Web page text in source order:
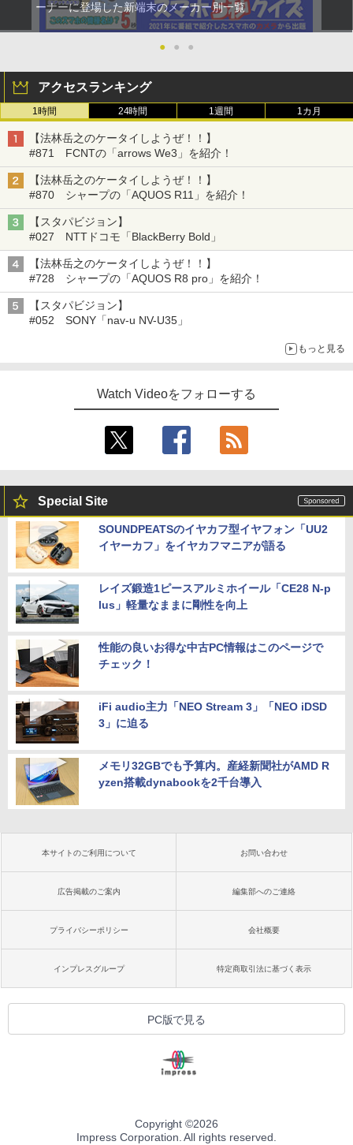
ーナーに登場した新端末のメーカー別一覧
● ● ●
アクセスランキング
1時間 24時間 1週間 1カ月
【法林岳之のケータイしようぜ！！】
#871 FCNTの「arrows We3」を紹介！
【法林岳之のケータイしようぜ！！】
#870 シャープの「AQUOS R11」を紹介！
【スタパビジョン】
#027 NTTドコモ「BlackBerry Bold」
【法林岳之のケータイしようぜ！！】
#728 シャープの「AQUOS R8 pro」を紹介！
【スタパビジョン】
#052 SONY「nav-u NV-U35」
もっと見る
Watch Videoをフォローする
Special Site
SOUNDPEATSのイヤカフ型イヤフォン「UU2
イヤーカフ」をイヤカフマニアが語る
レイズ鍛造1ピースアルミホイール「CE28 N-p
lus」軽量なままに剛性を向上
性能の良いお得な中古PC情報はこのページで
チェック！
iFi audio主力「NEO Stream 3」「NEO iDSD
3」に迫る
メモリ32GBでも予算内。産経新聞社がAMD R
yzen搭載dynabookを2千台導入
本サイトのご利用について お問い合わせ
広告掲載のご案内 編集部へのご連絡
プライバシーポリシー 会社概要
インプレスグループ 特定商取引法に基づく表示
PC版で見る
Copyright ©2026
Impress Corporation. All rights reserved.